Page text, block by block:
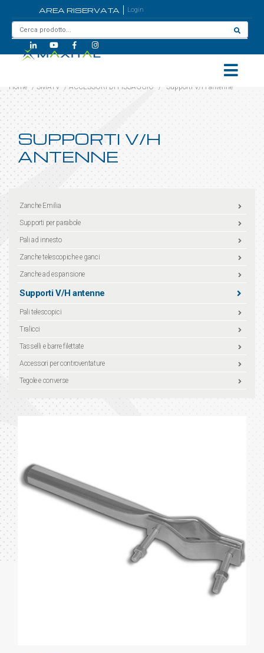
AREA RISERVATA Login
Home / SMATV / ACCESSORI DI FISSAGGIO / Supporti V/H antenne
SUPPORTI V/H
ANTENNE
Zanche Emilia
Supporti per parabole
Pali ad innesto
Zanche telescopiche e ganci
Zanche ad espansione
Supporti V/H antenne
Pali telescopici
Tralicci
Tasselli e barre filettate
Accessori per controventature
Tegole e converse